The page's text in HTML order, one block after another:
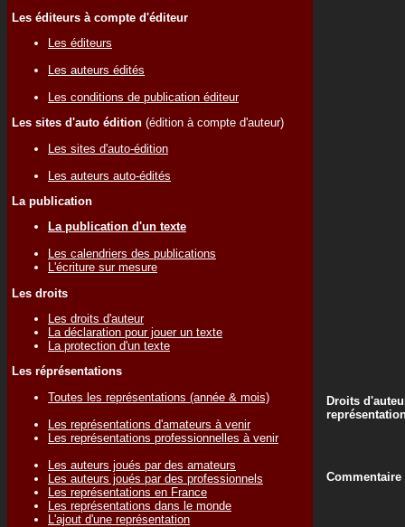
Les éditeurs à compte d'éditeur
Les éditeurs
Les auteurs édités
Les conditions de publication éditeur
Les sites d'auto édition (édition à compte d'auteur)
Les sites d'auto-édition
Les auteurs auto-édités
La publication
La publication d'un texte
Les calendriers des publications
L'écriture sur mesure
Les droits
Les droits d'auteur
La déclaration pour jouer un texte
La protection d'un texte
Les réprésentations
Toutes les représentations (année & mois)
Les représentations d'amateurs à venir
Les représentations professionnelles à venir
Les auteurs joués par des amateurs
Les auteurs joués par des professionnels
Les représentations en France
Les représentations dans le monde
L'ajout d'une représentation
Droits